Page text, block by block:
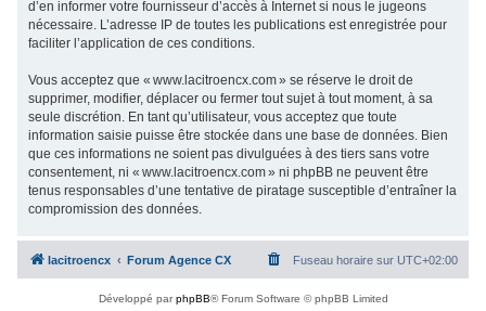
d’en informer votre fournisseur d’accès à Internet si nous le jugeons
nécessaire. L’adresse IP de toutes les publications est enregistrée pour
faciliter l’application de ces conditions.
Vous acceptez que « www.lacitroencx.com » se réserve le droit de
supprimer, modifier, déplacer ou fermer tout sujet à tout moment, à sa
seule discrétion. En tant qu’utilisateur, vous acceptez que toute
information saisie puisse être stockée dans une base de données. Bien
que ces informations ne soient pas divulguées à des tiers sans votre
consentement, ni « www.lacitroencx.com » ni phpBB ne peuvent être
tenus responsables d’une tentative de piratage susceptible d’entraîner la
compromission des données.
lacitroencx Forum Agence CX Fuseau horaire sur UTC+02:00
Développé parphpBB® Forum Software © phpBB Limited